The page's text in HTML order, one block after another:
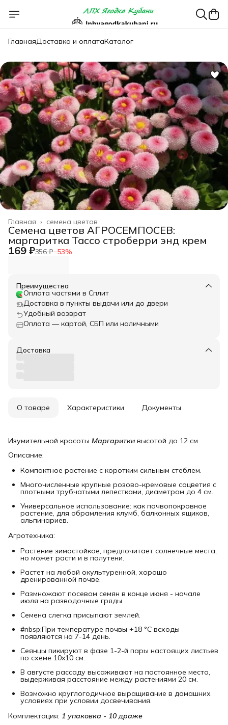
ГлавнаяДоставка и оплатаКаталог
семена цветов
Главная ›
Семена цветов АГРОСЕМПОСЕВ:
маргаритка Тассо строберри энд крем
169 ₽356 ₽−53%
Преимущества
Оплата частями в Сплит
Доставка в пункты выдачи или до двери
Удобный возврат
Оплата — картой, СБП или наличными
Доставка
О товаре Характеристики Документы
Изумительной красоты Маргаритки высотой до 12 см.
Описание:
Компактное растение с коротким сильным стеблем.
Многочисленные крупные розово-кремовые соцветия с
плотными трубчатыми лепестками, диаметром до 4 см.
Универсальное использование: как почвопокровное
растение, для обрамления клумб, балконных ящиков,
альпинариев.
Агротехника:
Растение зимостойкое, предпочитает солнечные места,
но может расти и в полутени.
Растет на любой окультуренной, хорошо
дренированной почве.
Размножают посевом семян в конце июня - начале
июля на разводочные гряды.
Семена слегка присыпают землей.
#nbsp;При температуре почвы +18 °C всходы
появляются на 7-14 день.
Сеянцы пикируют в фазе 1-2-й пары настоящих листьев
по схеме 10x10 см.
В августе рассаду высаживают на постоянное место,
выдерживая расстояние между растениями 20 см.
Возможно круглогодичное выращивание в домашних
условиях при условии досвечивания.
Комплектация: 1 упаковка - 10 драже